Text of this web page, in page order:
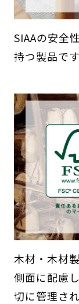
SIAAの安全
持つ製品です
木材・木材
側面に配慮
切に管理さ